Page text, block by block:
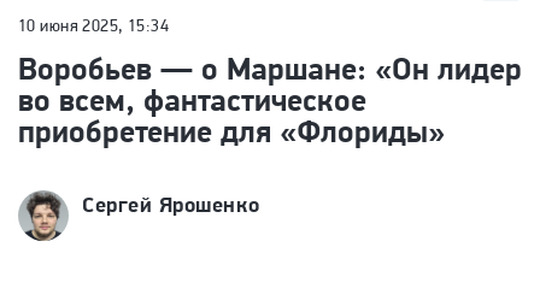
10 июня 2025, 15:34
Воробьев — о Маршане: «Он лидер
во всем, фантастическое
приобретение для «Флориды»
Сергей Ярошенко